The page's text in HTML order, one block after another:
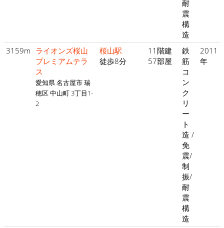
耐
震
構
造
3159m ライオンズ桜山
プレミアムテラ
ス
愛知県 名古屋市 瑞
穂区 中山町 3丁目1-
2
桜山駅
徒歩8分
11階建
57部屋
鉄
筋
コ
ン
ク
リ
ー
ト
造 /
免
震/
制
振/
耐
震
構
造
2011
年